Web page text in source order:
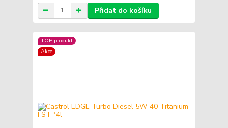
Přidat do košíku
TOP produkt
Akce